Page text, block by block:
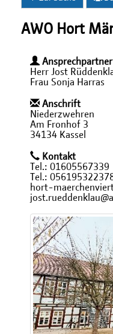
AWO Hort
Ansprechpartner
Herr Jost
Frau Sonja Harras
Anschrift
Niederzwehren
Am Fronhof 3
34134 Kassel
Kontakt
Tel.: 01605567339
Tel.:
hort-